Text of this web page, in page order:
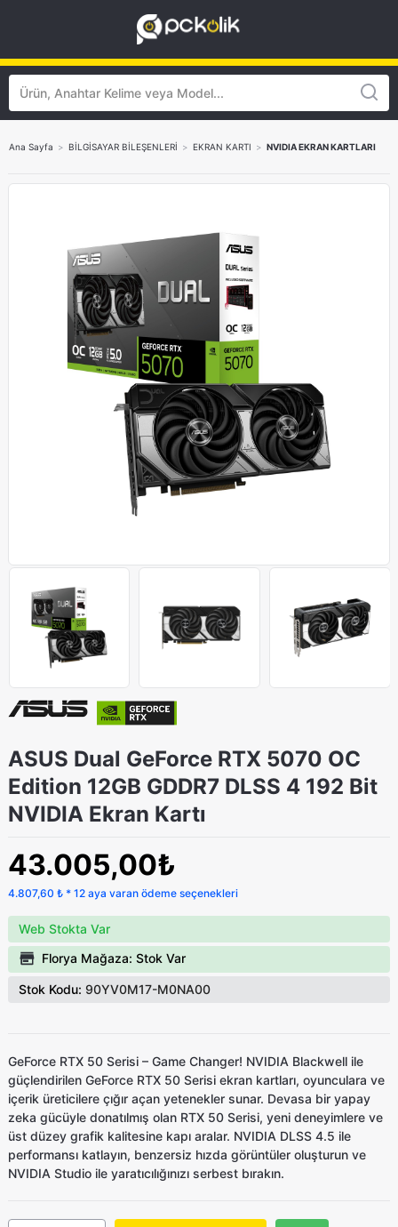
Ana Sayfa > BİLGİSAYAR BİLEŞENLERİ > EKRAN KARTI > NVIDIA EKRAN KARTLARI
ASUS Dual GeForce RTX 5070 OC
Edition 12GB GDDR7 DLSS 4 192 Bit
NVIDIA Ekran Kartı
43.005,00₺
4.807,60 ₺ * 12 aya varan ödeme seçenekleri
Web Stokta Var
Florya Mağaza: Stok Var
Stok Kodu: 90YV0M17-M0NA00
GeForce RTX 50 Serisi – Game Changer! NVIDIA Blackwell ile
güçlendirilen GeForce RTX 50 Serisi ekran kartları, oyunculara ve
içerik üreticilere çığır açan yetenekler sunar. Devasa bir yapay
zeka gücüyle donatılmış olan RTX 50 Serisi, yeni deneyimlere ve
üst düzey grafik kalitesine kapı aralar. NVIDIA DLSS 4.5 ile
performansı katlayın, benzersiz hızda görüntüler oluşturun ve
NVIDIA Studio ile yaratıcılığınızı serbest bırakın.